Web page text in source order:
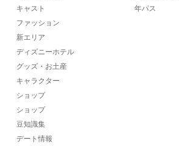
キャスト
ファッション
新エリア
ディズニーホテル
グッズ・お土産
キャラクター
ショップ
ショップ
豆知識集
デート情報
年パス